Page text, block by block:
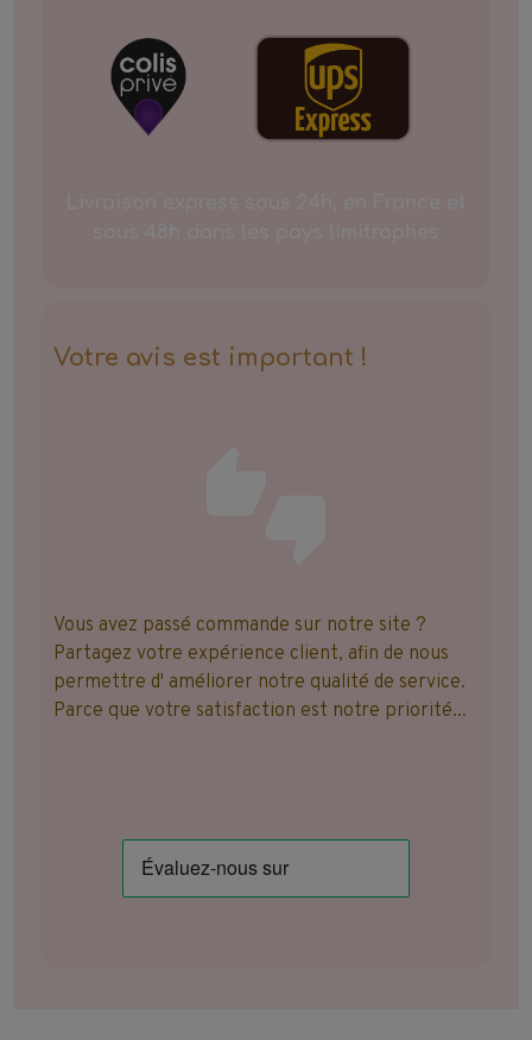
Votre avis est important !
Vous avez passé commande sur notre site ?
Partagez votre expérience client, afin de nous
permettre d' améliorer notre qualité de service.
Parce que votre satisfaction est notre priorité...